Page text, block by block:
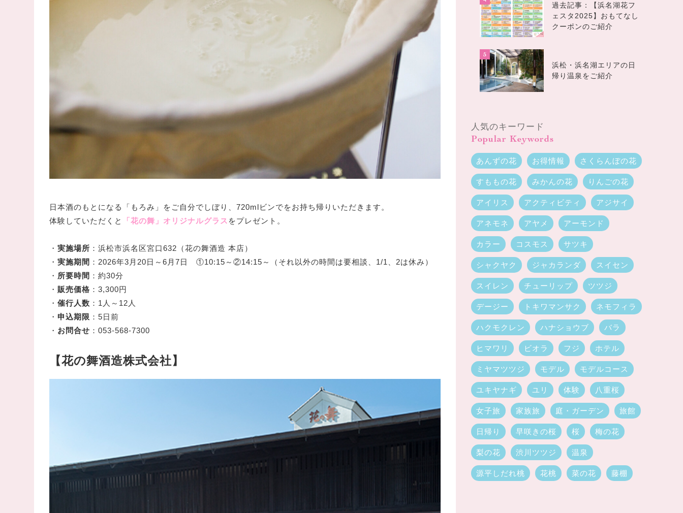
日本酒のもとになる「もろみ」をご自分でしぼり、720mlビンでをお持ち帰りいただきます。
体験していただくと
「花の舞」オリジナルグラス をプレゼント。
・実施場所 ：浜松市浜名区宮口632（花の舞酒造 本店）
・実施期間 ：2026年3月20日～6月7日 ①10:15～②14:15～（それ以外の時間は要相談、1/1、2は休み）
・ 所要時間 ：約30分
・ 販売価格 ：3,300円
・催行人数 ：1人～12人
・ 申込期限 ：5日前
・ お問合せ ：053-568-7300
【花の舞酒造株式会社】
過去記事：【浜名湖花フ
ェスタ2025】おもてなし
クーポンのご紹介
浜松・浜名湖エリアの日
帰り温泉をご紹介
人気のキーワード
Popular Keywords
あんずの花 お得情報 さくらんぼの花
すももの花 みかんの花 りんごの花
アイリス アクティビティ アジサイ
アネモネ アヤメ アーモンド
カラー コスモス サツキ
シャクヤク ジャカランダ スイセン
スイレン チューリップ ツツジ
デージー トキワマンサク ネモフィラ
ハクモクレン ハナショウブ バラ
ヒマワリ ビオラ フジ ホテル
ミヤマツツジ モデル モデルコース
ユキヤナギ ユリ 体験 八重桜
女子旅 家族旅 庭・ガーデン 旅館
日帰り 早咲きの桜 桜 梅の花
梨の花 渋川ツツジ 温泉
源平しだれ桃 花桃 菜の花 藤棚